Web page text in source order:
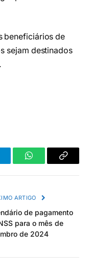
beneficiários de
sejam destinados
WhatsAppCopiar
ARTIGO
de pagamento
para o mês de
de 2024